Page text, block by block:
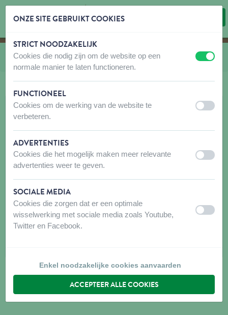
Inhoud overslaan
Taalkeuze overslaan
U bevindt zich hier:
vanMulti voedersysteem
ONZE SITE GEBRUIKT COOKIES
STRICT NOODZAKELIJK
Cookies die nodig zijn om de website op een
normale manier te laten functioneren.
uit aan
FUNCTIONEEL
Cookies om de werking van de website te
verbeteren.
uit aan
ADVERTENTIES
Cookies die het mogelijk maken meer relevante
advertenties weer te geven.
uit aan
SOCIALE MEDIA
Cookies die zorgen dat er een optimale
wisselwerking met sociale media zoals Youtube,
Twitter en Facebook.
uit aan
Enkel noodzakelijke cookies aanvaarden
ACCEPTEER ALLE COOKIES